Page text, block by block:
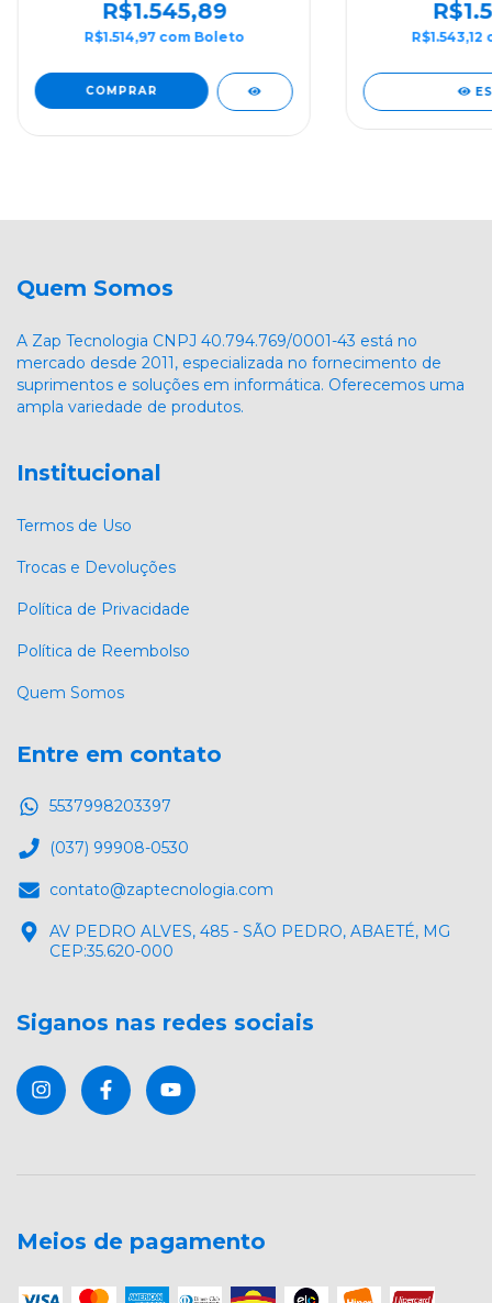
R$1.545,89
R$1.514,97 com Boleto R$1.543,12
Quem Somos
A Zap Tecnologia CNPJ 40.794.769/0001-43 está no
mercado desde 2011, especializada no fornecimento de
suprimentos e soluções em informática. Oferecemos uma
ampla variedade de produtos.
Institucional
Termos de Uso
Trocas e Devoluções
Política de Privacidade
Política de Reembolso
Quem Somos
Entre em contato
5537998203397
(037) 99908-0530
contato@zaptecnologia.com
AV PEDRO ALVES, 485 - SÃO PEDRO, ABAETÉ, MG
CEP:35.620-000
Siganos nas redes sociais
Meios de pagamento